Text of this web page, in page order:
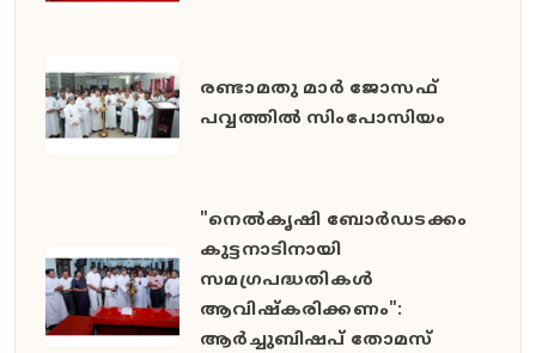
രണ്ടാമതു മാർ ജോസഫ്
പവ്വത്തിൽ സിംപോസിയം
"നെൽകൃഷി ബോർഡടക്കം
കുട്ടനാടിനായി
സമഗ്രപദ്ധതികൾ
ആവിഷ്കരിക്കണം":
ആർച്ചുബിഷപ് തോമസ്